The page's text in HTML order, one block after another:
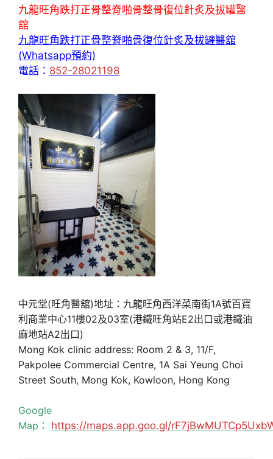
九龍旺角跌打正骨整脊啪骨整骨復位針炙及拔罐醫
舘
九龍旺角跌打正骨整脊啪骨復位針炙及拔罐醫舘
(Whatsapp預約)
電話： 852-28021198
中元堂(旺角醫舘)地址：九龍旺角西洋菜南街1A號百寶
利商業中心11樓02及03室(港鐵旺角站E2出口或港鐵油
麻地站A2出口)
Mong Kok clinic address: Room 2 & 3, 11/F,
Pakpolee Commercial Centre, 1A Sai Yeung Choi
Street South, Mong Kok, Kowloon, Hong Kong
Google
Map： https://maps.app.goo.gl/